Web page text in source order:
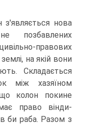
з'являється нова
позбавлених
правових
на якій вони
Складається
між хазяїном
колон покине
право вінди-
би раба. Разом з